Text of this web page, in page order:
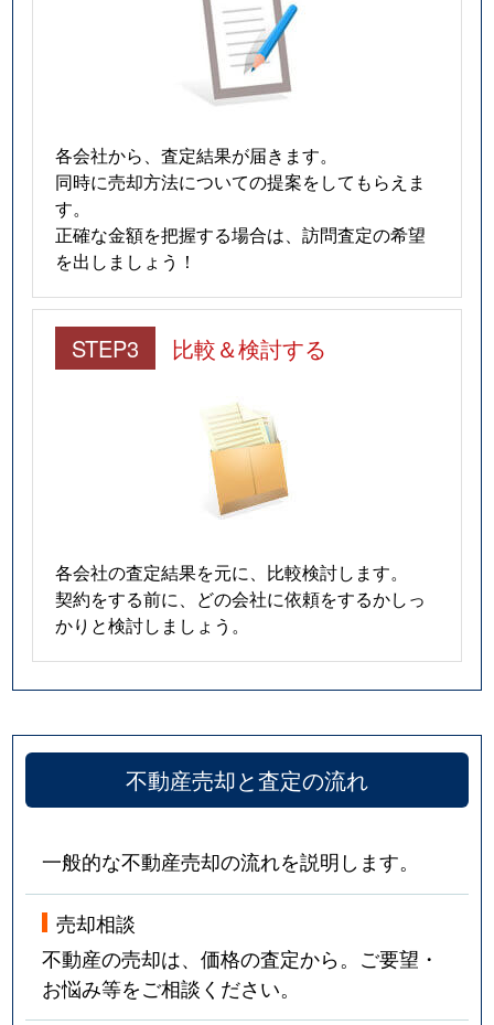
各会社から、査定結果が届きます。
同時に売却方法についての提案をしてもらえま
す。
正確な金額を把握する場合は、訪問査定の希望
を出しましょう！
STEP3 比較＆検討する
各会社の査定結果を元に、比較検討します。
契約をする前に、どの会社に依頼をするかしっ
かりと検討しましょう。
不動産売却と査定の流れ
一般的な不動産売却の流れを説明します。
売却相談
不動産の売却は、価格の査定から。ご要望・
お悩み等をご相談ください。